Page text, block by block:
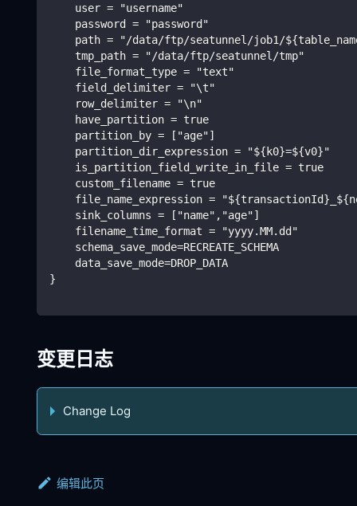
    user = "username"
    password = "password"
path = "/data/ftp/seatunnel/job1/
    tmp_path = "/data/ftp/seatunnel/tmp"
    file_format_type = "text"
    field_delimiter = "\t"
    row_delimiter = "\n"
    have_partition = true
    partition_by = ["age"]
    partition_dir_expression = "${k0}=${v0}"
    is_partition_field_write_in_file = true
    custom_filename = true
file_name_expression =
    sink_columns = ["name","age"]
    filename_time_format = "yyyy.MM.dd"
    schema_save_mode=RECREATE_SCHEMA
    data_save_mode=DROP_DATA
}
变更日志
Change Log
编辑此页